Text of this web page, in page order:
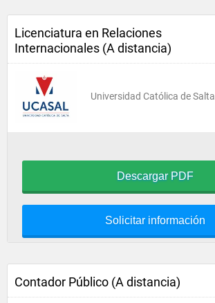
Licenciatura en Relaciones
Internacionales (A distancia)
Universidad Católica de Salta
Descargar PDF
Solicitar información
Contador Público (A distancia)